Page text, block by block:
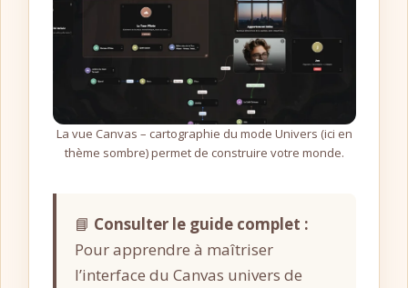
La vue Canvas – cartographie du mode Univers (ici en
thème sombre) permet de construire votre monde.
📘 Consulter le guide complet :
Pour apprendre à maîtriser
l’interface du Canvas univers de